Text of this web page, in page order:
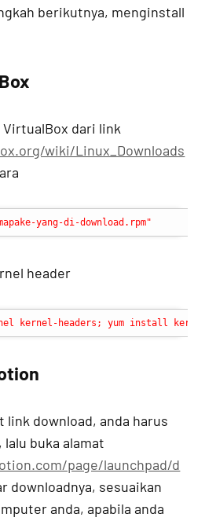
berikutnya, menginstall
VirtualBox dari link
wiki/Linux_Downloads
yang-di-download.rpm"
header
kernel-headers; yum install
link download, anda harus
buka alamat
page/launchpad/d
downloadnya, sesuaikan
anda, apabila anda